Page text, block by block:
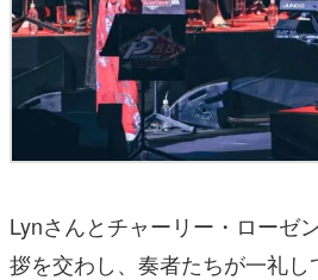
Lynさんとチャーリー・ローゼ
拶を交わし、奏者たちが一礼